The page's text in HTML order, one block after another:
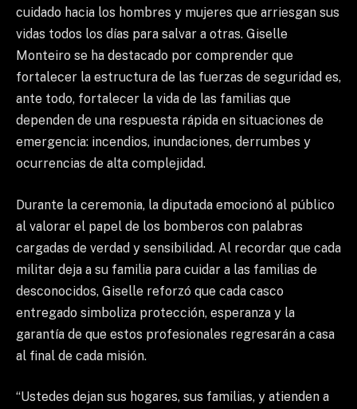
cuidado hacia los hombres y mujeres que arriesgan sus
vidas todos los días para salvar a otras. Giselle
Monteiro se ha destacado por comprender que
fortalecer la estructura de las fuerzas de seguridad es,
ante todo, fortalecer la vida de las familias que
dependen de una respuesta rápida en situaciones de
emergencia: incendios, inundaciones, derrumbes y
ocurrencias de alta complejidad.
Durante la ceremonia, la diputada emocionó al público
al valorar el papel de los bomberos con palabras
cargadas de verdad y sensibilidad. Al recordar que cada
militar deja a su familia para cuidar a las familias de
desconocidos, Giselle reforzó que cada casco
entregado simboliza protección, esperanza y la
garantía de que estos profesionales regresarán a casa
al final de cada misión.
“Ustedes dejan sus hogares, sus familias, y atienden a